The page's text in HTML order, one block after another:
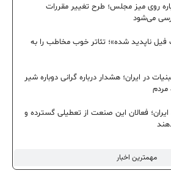
مهمترین اخبار
روی میز مجلس؛ طرح تغییر مقررات
می‌شود
فیل ناپدید شده»؛ تئاتر خوب مخاطب را به
در ایران؛ هشدار درباره گرانی دوباره شیر
فعالان این صنعت از تعطیلی گسترده و